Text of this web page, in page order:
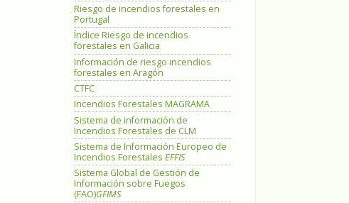
Riesgo de incendios forestales en
Portugal
Índice Riesgo de incendios
forestales en Galicia
Información de riesgo incendios
forestales en Aragón
CTFC
Incendios Forestales MAGRAMA
Sistema de información de
Incendios Forestales de CLM
Sistema de Información Europeo de
Incendios Forestales EFFIS
Sistema Global de Gestión de
Información sobre Fuegos
(FAO)GFIMS